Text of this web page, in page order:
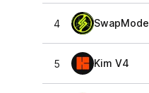
4 SwapMode
5 Kim V4